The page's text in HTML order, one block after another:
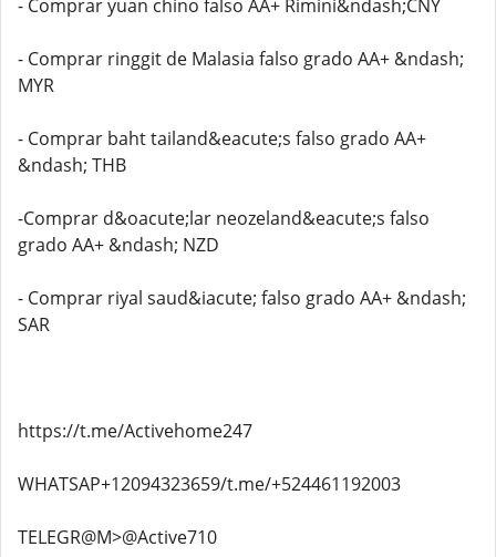
- Comprar yuan chino falso AA+ Rimini&ndash;CNY
- Comprar ringgit de Malasia falso grado AA+ &ndash;
MYR
- Comprar baht tailand&eacute;s falso grado AA+
&ndash; THB
-Comprar d&oacute;lar neozeland&eacute;s falso
grado AA+ &ndash; NZD
- Comprar riyal saud&iacute; falso grado AA+ &ndash;
SAR
https://t.me/Activehome247
WHATSAP+12094323659/t.me/+524461192003
TELEGR@M>@Active710